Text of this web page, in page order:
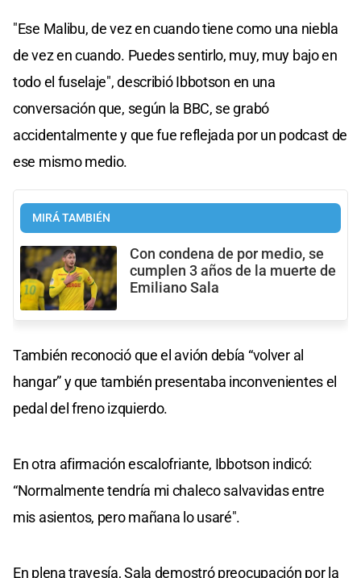
"Ese Malibu, de vez en cuando tiene como una niebla
de vez en cuando. Puedes sentirlo, muy, muy bajo en
todo el fuselaje", describió Ibbotson en una
conversación que, según la BBC, se grabó
accidentalmente y que fue reflejada por un podcast de
ese mismo medio.
MIRÁ TAMBIÉN
Con condena de por medio, se
cumplen 3 años de la muerte de
Emiliano Sala
También reconoció que el avión debía “volver al
hangar” y que también presentaba inconvenientes el
pedal del freno izquierdo.
En otra afirmación escalofriante, Ibbotson indicó:
“Normalmente tendría mi chaleco salvavidas entre
mis asientos, pero mañana lo usaré".
En plena travesía, Sala demostró preocupación por la